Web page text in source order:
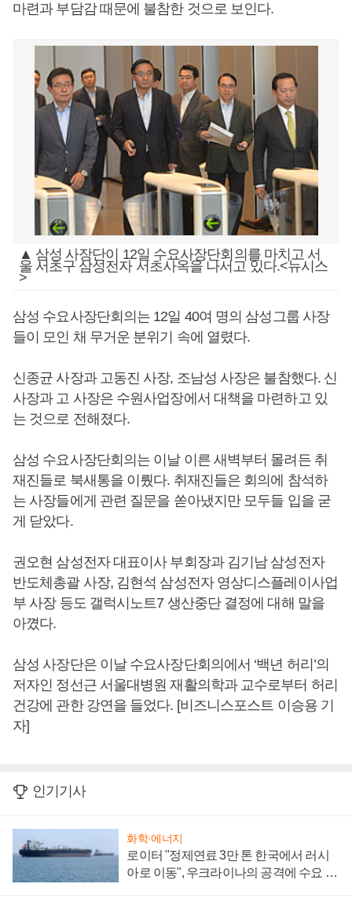
마련과 부담감 때문에 불참한 것으로 보인다.
▲ 삼성 사장단이 12일 수요사장단회의를 마치고 서
울 서초구 삼성전자 서초사옥을 나서고 있다.<뉴시스
>
삼성 수요사장단회의는 12일 40여 명의 삼성그룹 사장
들이 모인 채 무거운 분위기 속에 열렸다.
신종균 사장과 고동진 사장, 조남성 사장은 불참했다. 신
사장과 고 사장은 수원사업장에서 대책을 마련하고 있
는 것으로 전해졌다.
삼성 수요사장단회의는 이날 이른 새벽부터 몰려든 취
재진들로 북새통을 이뤘다. 취재진들은 회의에 참석하
는 사장들에게 관련 질문을 쏟아냈지만 모두들 입을 굳
게 닫았다.
권오현 삼성전자 대표이사 부회장과 김기남 삼성전자
반도체총괄 사장, 김현석 삼성전자 영상디스플레이사업
부 사장 등도 갤럭시노트7 생산중단 결정에 대해 말을
아꼈다.
삼성 사장단은 이날 수요사장단회의에서 ‘백년 허리’의
저자인 정선근 서울대병원 재활의학과 교수로부터 허리
건강에 관한 강연을 들었다. [비즈니스포스트 이승용 기
자]
인기기사
화학·에너지
로이터 "정제연료 3만 톤 한국에서 러시
아로 이동", 우크라이나의 공격에 수요 늘